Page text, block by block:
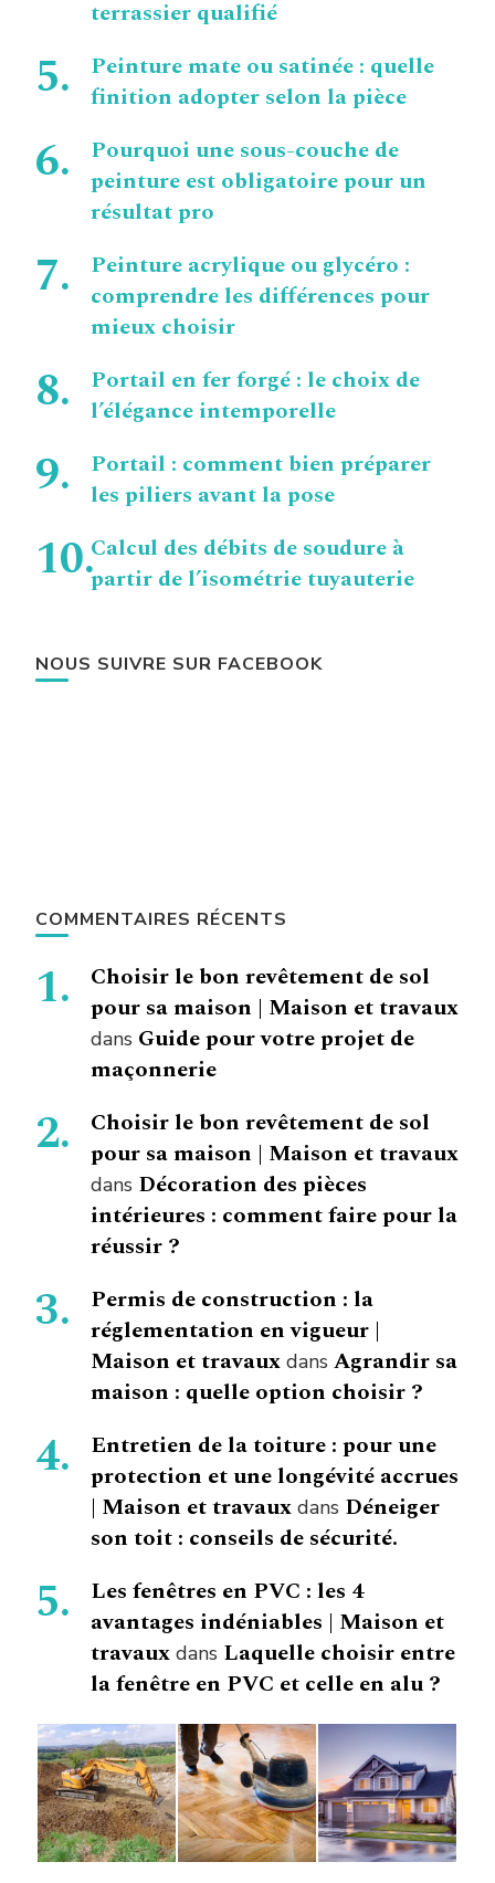
terrassier qualifié
Peinture mate ou satinée : quelle
finition adopter selon la pièce
Pourquoi une sous-couche de
peinture est obligatoire pour un
résultat pro
Peinture acrylique ou glycéro :
comprendre les différences pour
mieux choisir
Portail en fer forgé : le choix de
l’élégance intemporelle
Portail : comment bien préparer
les piliers avant la pose
Calcul des débits de soudure à
partir de l’isométrie tuyauterie
NOUS SUIVRE SUR FACEBOOK
COMMENTAIRES RÉCENTS
Choisir le bon revêtement de sol
pour sa maison | Maison et travaux
dans Guide pour votre projet de
maçonnerie
Choisir le bon revêtement de sol
pour sa maison | Maison et travaux
dans Décoration des pièces
intérieures : comment faire pour la
réussir ?
Permis de construction : la
réglementation en vigueur |
Maison et travaux dans Agrandir sa
maison : quelle option choisir ?
Entretien de la toiture : pour une
protection et une longévité accrues
| Maison et travaux dans Déneiger
son toit : conseils de sécurité.
Les fenêtres en PVC : les 4
avantages indéniables | Maison et
travaux dans Laquelle choisir entre
la fenêtre en PVC et celle en alu ?